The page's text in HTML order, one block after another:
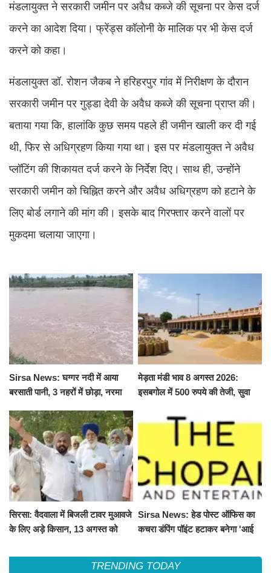
मंडलायुक्त ने सरकारी जमीन पर अवैध कब्जे की सूचना पर केस दर्ज
करने का आदेश दिया। फ्रेंड्स कॉलोनी के मालिक पर भी केस दर्ज
करने को कहा।
मंडलायुक्त डॉ. रोशन जैकब ने हरिहरपुर गांव में निरीक्षण के दौरान
सरकारी जमीन पर गुड्डा देवी के अवैध कब्जे की सूचना प्राप्त की।
बताया गया कि, हालांकि कुछ समय पहले ही जमीन खाली कर दी गई
थी, फिर से अधिग्रहण किया गया था। इस पर मंडलायुक्त ने अवैध
प्लॉटिंग की शिकायत दर्ज करने के निर्देश दिए। साथ ही, उन्होंने
सरकारी जमीन को चिह्नित करने और अवैध अधिग्रहण को हटाने के
लिए बोर्ड लगाने की मांग की। इसके बाद गिरफ्तार करने वालों पर
मुकदमा चलाया जाएगा।
Sirsa News: घग्गर नदी में आया
बरसाती पानी, 3 नहरों में छोड़ा, नरमा
मेड़ता मंडी भाव 8 अगस्त 2026:
इसबगोल में 500 रुपये की तेजी, सुवा
सिरसा: वैदवाला में बिजली टावर मुआवजे
के लिए अड़े किसान, 13 अगस्त को
Sirsa News: हेड पोस्ट ऑफिस का
कचरा डंपिंग पॉइंट हटाकर बनेगा 'आई
TRENDING TODAY